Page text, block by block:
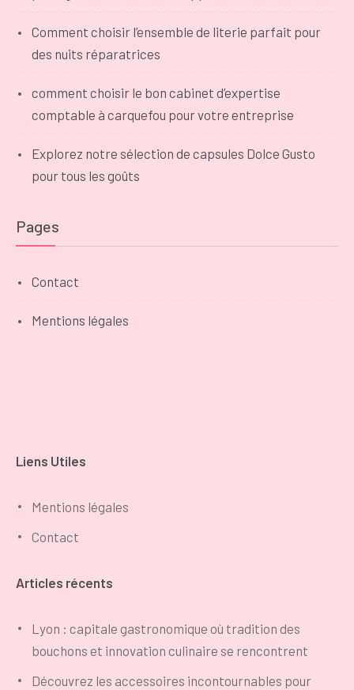
Comment choisir l’ensemble de literie parfait pour
des nuits réparatrices
comment choisir le bon cabinet d’expertise
comptable à carquefou pour votre entreprise
Explorez notre sélection de capsules Dolce Gusto
pour tous les goûts
Pages
Contact
Mentions légales
Liens Utiles
Mentions légales
Contact
Articles récents
Lyon : capitale gastronomique où tradition des
bouchons et innovation culinaire se rencontrent
Découvrez les accessoires incontournables pour